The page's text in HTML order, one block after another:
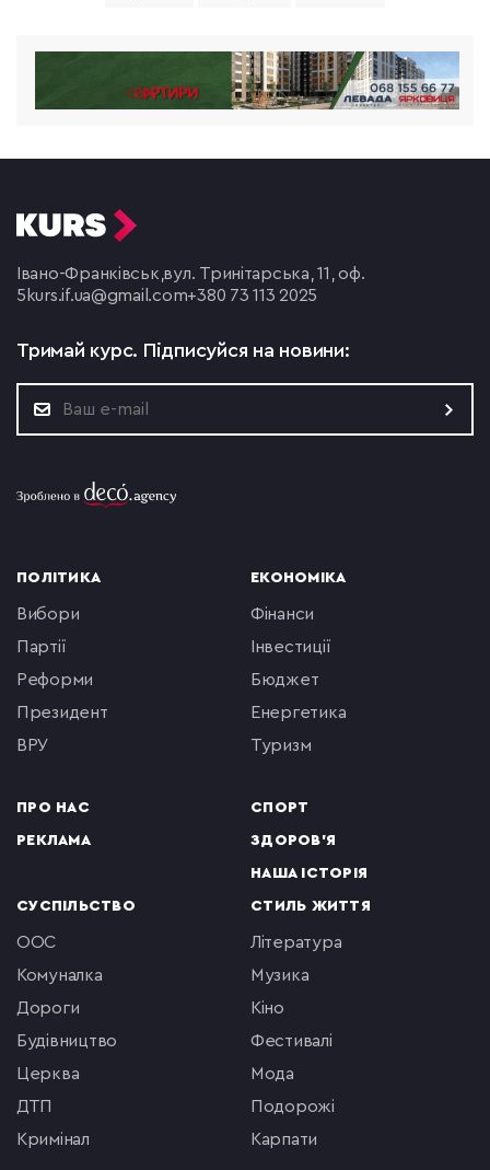
Івано-Франківськ,вул. Тринітарська, 11, оф.
5 kurs.if.ua@gmail.com+380 73 113 2025
Тримай курс. Підписуйся на новини:
ПОЛІТИКА
вибори
партії
реформи
президент
ВРУ
ПРО НАС
РЕКЛАМА
ЕКОНОМІКА
фінанси
інвестиції
бюджет
енергетика
туризм
СПОРТ
ЗДОРОВ'Я
НАША ІСТОРІЯ
СУСПІЛЬСТВО
ООС
комуналка
Дороги
будівництво
церква
ДТП
кримінал
СТИЛЬ ЖИТТЯ
література
музика
кіно
фестивалі
мода
подорожі
Карпати